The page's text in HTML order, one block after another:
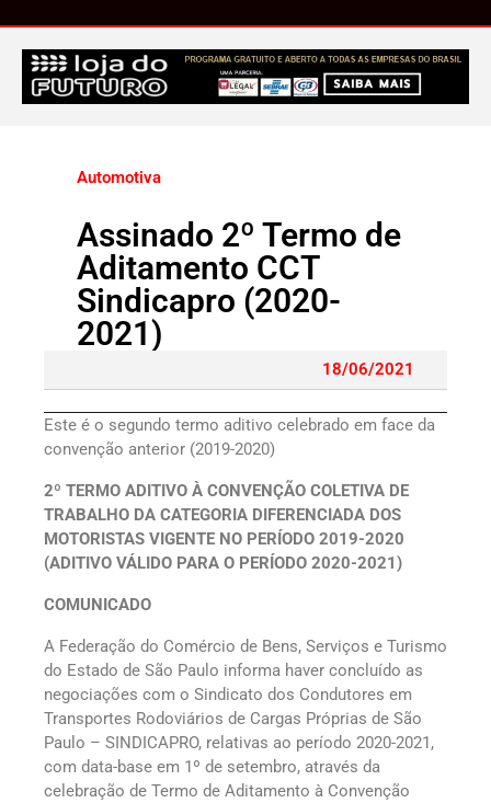
Automotiva
Assinado 2º Termo de
Aditamento CCT
Sindicapro (2020-
2021)
18/06/2021
Este é o segundo termo aditivo celebrado em face da
convenção anterior (2019-2020)
2º TERMO ADITIVO À CONVENÇÃO COLETIVA DE
TRABALHO DA CATEGORIA DIFERENCIADA DOS
MOTORISTAS VIGENTE NO PERÍODO 2019-2020
(ADITIVO VÁLIDO PARA O PERÍODO 2020-2021)
COMUNICADO
A Federação do Comércio de Bens, Serviços e Turismo
do Estado de São Paulo informa haver concluído as
negociações com o Sindicato dos Condutores em
Transportes Rodoviários de Cargas Próprias de São
Paulo – SINDICAPRO, relativas ao período 2020-2021,
com data-base em 1º de setembro, através da
celebração de Termo de Aditamento à Convenção